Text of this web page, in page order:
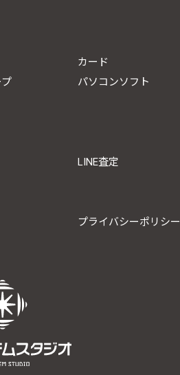
カード
パソコンソフト
LINE査定
プライバシーポリシー